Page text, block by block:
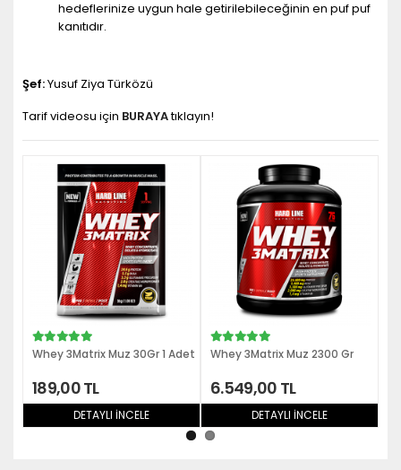
hedeflerinize uygun hale getirilebileceğinin en puf puf
kanıtıdır.
Şef:Yusuf Ziya Türközü
Tarif videosu için BURAYAtıklayın!
3Matrix Muz 30Gr 1 Adet
TL
DETAYLI İNCELE
Whey 3Matrix Muz 2300 Gr
6.549,00 TL
DETAYLI İNCELE
Whey